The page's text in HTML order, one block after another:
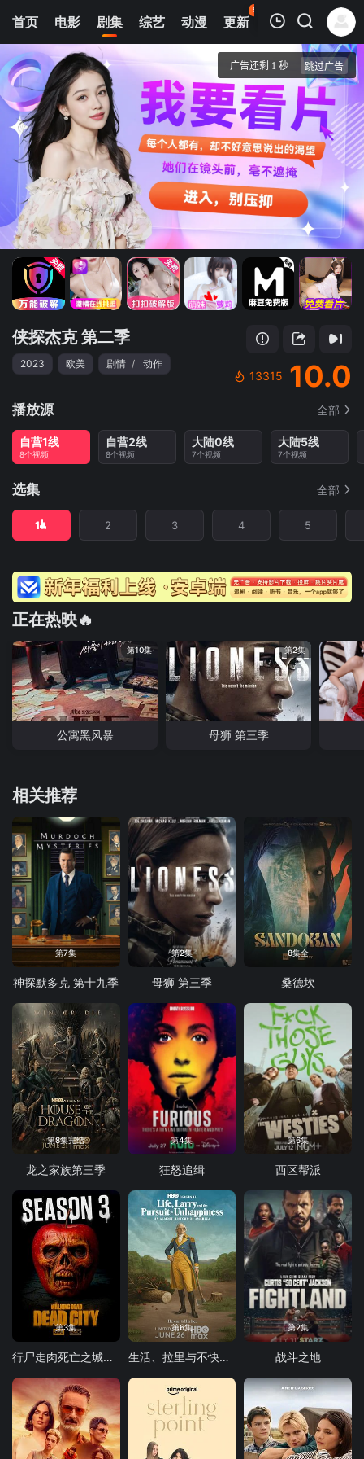
首页 电影 剧集 综艺 动漫 更新
95
热榜 APP
我的观影记录
1
侠探杰克 第二季
清空
侠探杰克 第二季
2023 欧美 剧情 / 动作
13315 10.0
播放源 全部
自营1线
8个视频
自营2线
8个视频
大陆0线
7个视频
大陆5线
7个视频
选集 全部
1 2 3 4 5
正在热映🔥
第10集
公寓黑风暴
第2集
母狮 第三季
相关推荐
第7集
神探默多克 第十九季
第2集
母狮 第三季
8集全
桑德坎
第8集完结
龙之家族第三季
第4集
狂怒追缉
第6集
西区帮派
第3集
行尸走肉死亡之城第三季
第6集
生活、拉里与不快乐的追求：一部美国史
第2集
战斗之地